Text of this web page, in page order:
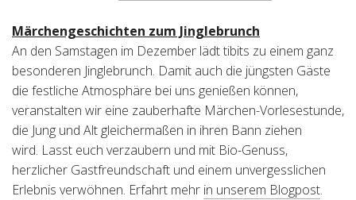
Märchengeschichten zum Jinglebrunch
An den Samstagen im Dezember lädt tibits zu einem ganz
besonderen Jinglebrunch. Damit auch die jüngsten Gäste
die festliche Atmosphäre bei uns genießen können,
veranstalten wir eine zauberhafte Märchen-Vorlesestunde,
die Jung und Alt gleichermaßen in ihren Bann ziehen
wird. Lasst euch verzaubern und mit Bio-Genuss,
herzlicher Gastfreundschaft und einem unvergesslichen
Erlebnis verwöhnen. Erfahrt mehr in unserem Blogpost.